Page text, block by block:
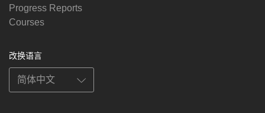
Progress Reports
Courses
改换语言